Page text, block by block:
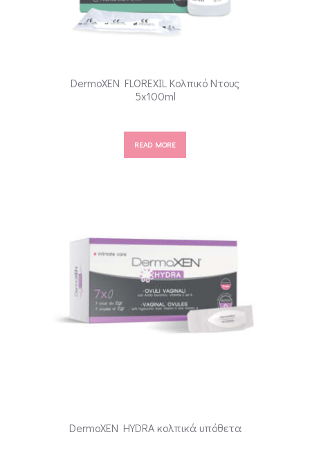
DermoXEN FLOREXIL Κολπικό Ντους
5x100ml
READ MORE
DermoXEN HYDRA κολπικά υπόθετα